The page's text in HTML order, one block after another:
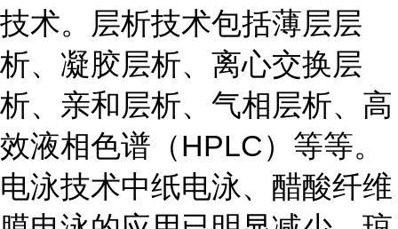
技术。层析技术包括薄层层
析、凝胶层析、离心交换层
析、亲和层析、气相层析、高
效液相色谱（HPLC）等等。
电泳技术中纸电泳、醋酸纤维